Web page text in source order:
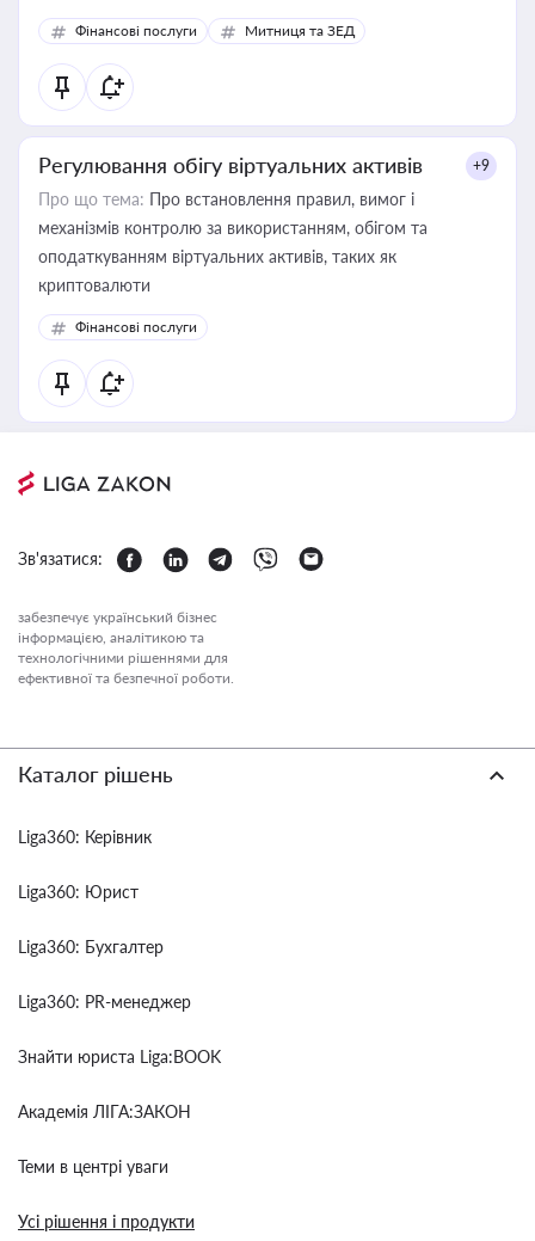
Фінансові послуги Митниця та ЗЕД
Регулювання обігу віртуальних активів +9
Про що тема: Про встановлення правил, вимог і
механізмів контролю за використанням, обігом та
оподаткуванням віртуальних активів, таких як
криптовалюти
Фінансові послуги
Зв'язатися:
забезпечує український бізнес
інформацією, аналітикою та
технологічними рішеннями для
ефективної та безпечної роботи.
Каталог рішень
Liga360: Керівник
Liga360: Юрист
Liga360: Бухгалтер
Liga360: PR-менеджер
Знайти юриста Liga:BOOK
Академія ЛІГА:ЗАКОН
Теми в центрі уваги
Усі рішення і продукти